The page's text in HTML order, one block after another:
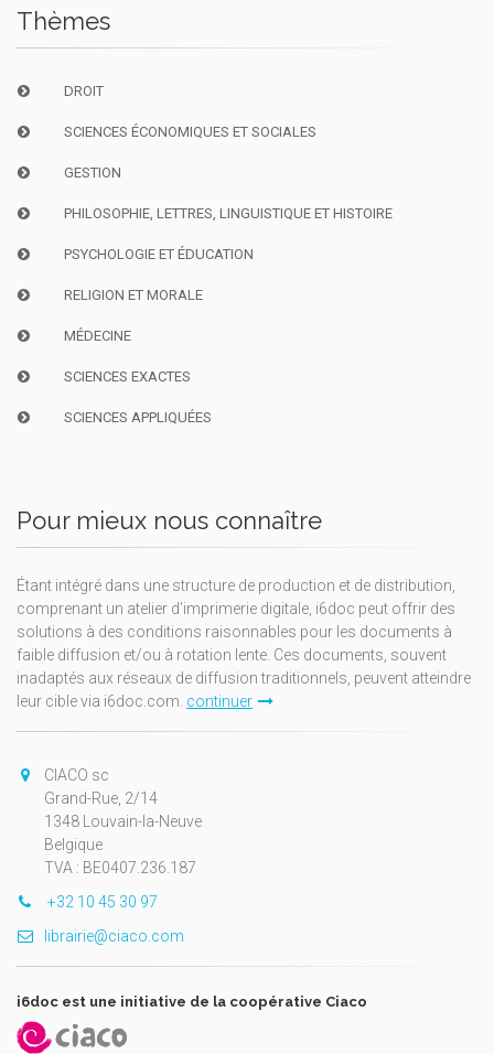
Thèmes
DROIT
SCIENCES ÉCONOMIQUES ET SOCIALES
GESTION
PHILOSOPHIE, LETTRES, LINGUISTIQUE ET HISTOIRE
PSYCHOLOGIE ET ÉDUCATION
RELIGION ET MORALE
MÉDECINE
SCIENCES EXACTES
SCIENCES APPLIQUÉES
Pour mieux nous connaître
Étant intégré dans une structure de production et de distribution,
comprenant un atelier d'imprimerie digitale, i6doc peut offrir des
solutions à des conditions raisonnables pour les documents à
faible diffusion et/ou à rotation lente. Ces documents, souvent
inadaptés aux réseaux de diffusion traditionnels, peuvent atteindre
leur cible via i6doc.com. continuer
CIACO sc
Grand-Rue, 2/14
1348 Louvain-la-Neuve
Belgique
TVA : BE0407.236.187
+32 10 45 30 97
librairie@ciaco.com
i6doc est une initiative de la coopérative Ciaco